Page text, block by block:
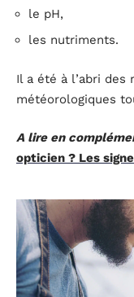
le pH,
les nutriments.
Il a été à l’abri des
météorologiques
A lire en
opticien ? Les